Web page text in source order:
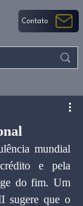
Contato
mundial
e pela
do fim. Um
sugere que o